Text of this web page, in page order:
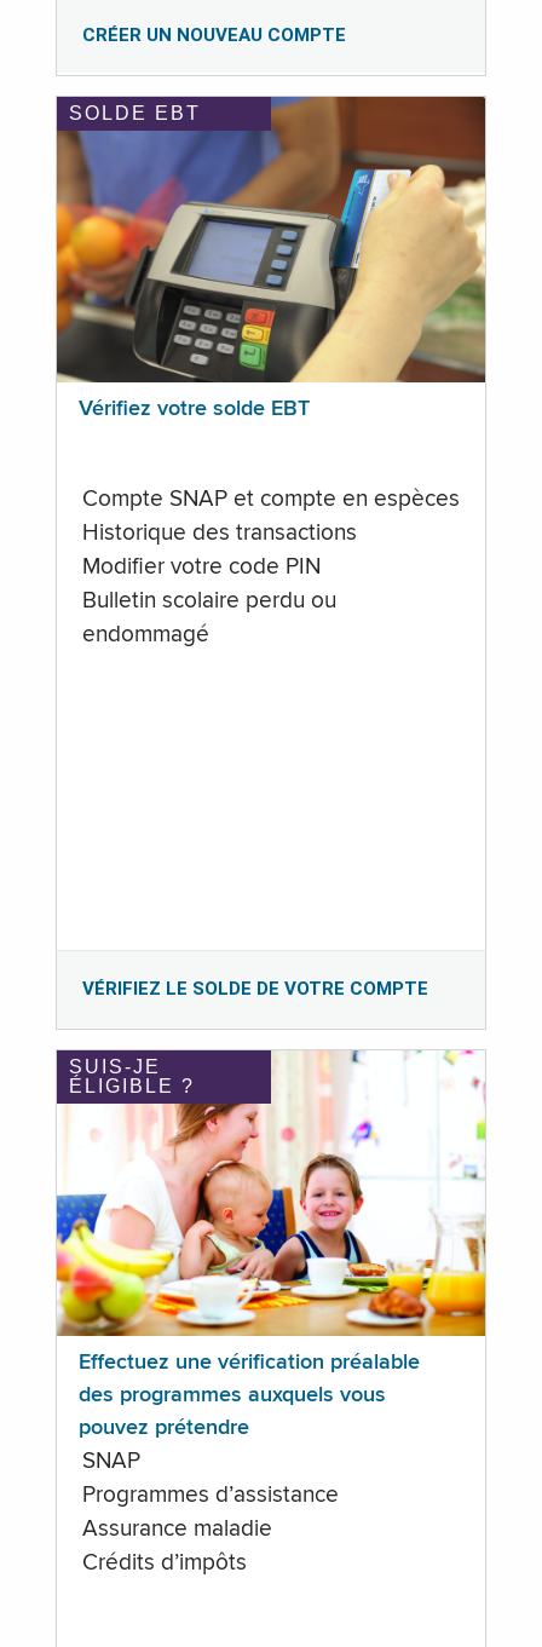
CRÉER UN NOUVEAU COMPTE
SOLDE EBT
Vérifiez votre solde EBT
Compte SNAP et compte en espèces
Historique des transactions
Modifier votre code PIN
Bulletin scolaire perdu ou
endommagé
VÉRIFIEZ LE SOLDE DE VOTRE COMPTE
SUIS-JE
ÉLIGIBLE ?
Effectuez une vérification préalable
des programmes auxquels vous
pouvez prétendre
SNAP
Programmes d’assistance
Assurance maladie
Crédits d’impôts